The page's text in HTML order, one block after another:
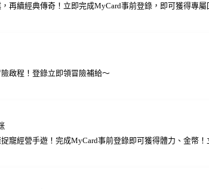
再續經典傳奇！立即完成MyCard事前登錄，即可獲得專屬
啟程！登錄立即領冒險補給～
寵經營手遊！完成MyCard事前登錄即可獲得體力、金幣！